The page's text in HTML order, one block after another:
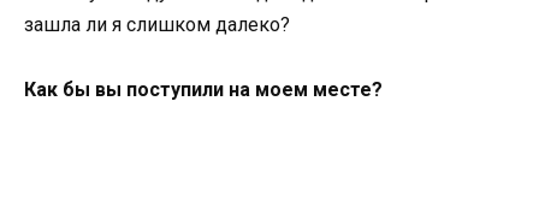
зашла ли я слишком далеко?
Как бы вы поступили на моем месте?